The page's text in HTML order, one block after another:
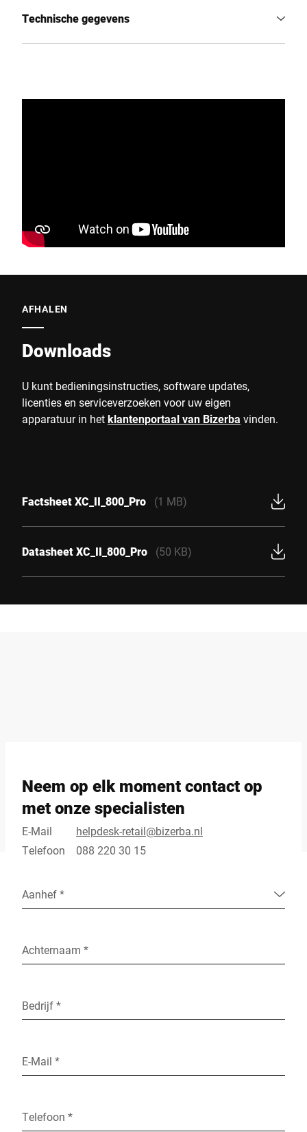
Technische gegevens
AFHALEN
Downloads
U kunt bedieningsinstructies, software updates,
licenties en serviceverzoeken voor uw eigen
apparatuur in hetklantenportaal van Bizerba vinden.
Factsheet XC_II_800_Pro (1 MB)
Datasheet XC_II_800_Pro (50 KB)
Neem op elk moment contact op
met onze specialisten
E-Mail
helpdesk-retail@bizerba.nl
Telefoon
088 220 30 15
Aanhef *
Achternaam *
Bedrijf *
E-Mail *
Telefoon *